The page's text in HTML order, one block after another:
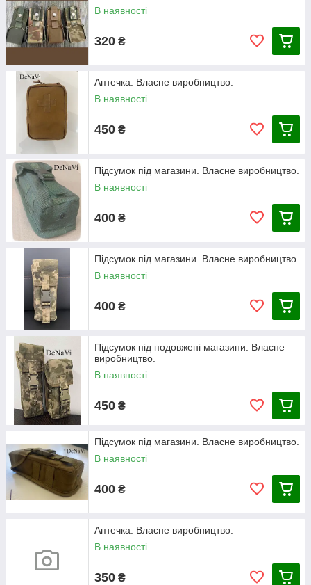
В наявності
320 ₴
Аптечка. Власне виробництво.
В наявності
450 ₴
Підсумок під магазини. Власне виробництво.
В наявності
400 ₴
Підсумок під магазини. Власне виробництво.
В наявності
400 ₴
Підсумок під подовжені магазини. Власне
виробництво.
В наявності
450 ₴
Підсумок під магазини. Власне виробництво.
В наявності
400 ₴
Аптечка. Власне виробництво.
В наявності
350 ₴